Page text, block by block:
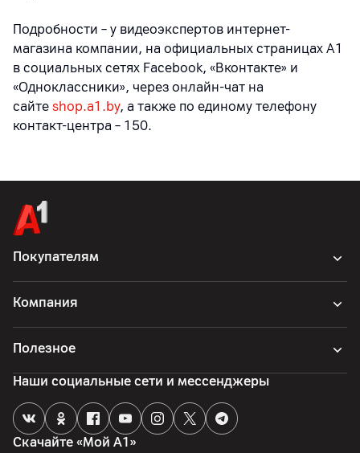
Подробности – у видеоэкспертов интернет-
магазина компании, на официальных страницах A1
в социальных сетях Facebook, «Вконтакте» и
«Одноклассники», через онлайн-чат на
сайте shop.a1.by, а также по единому телефону
контакт-центра – 150.
Покупателям
Компания
Полезное
Скачайте «Мой А1»
Наши социальные сети и мессенджеры